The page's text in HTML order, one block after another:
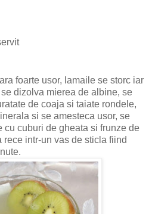
foarte usor, lamaile se storc iar
dizolva mierea de albine, se
de coaja si taiate rondele,
si se amesteca usor, se
cu cuburi de gheata si frunze de
intr-un vas de sticla fiind